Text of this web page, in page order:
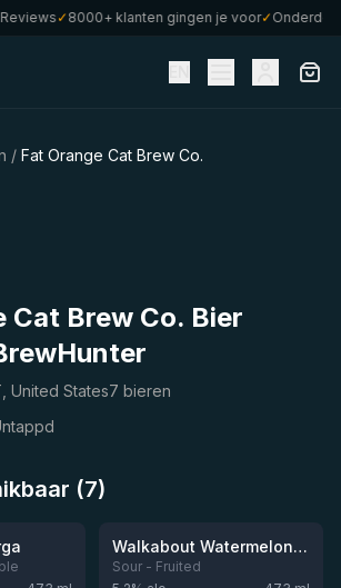
✓8000+ klanten gingen je voor✓Onderdeel
/ Fat Orange Cat Brew Co.
Cat Brew Co. Bier
United States7 bieren
(7)
voorraad Niet op voorraadWalkabout Watermelon Blueberry
Sour - Fruited